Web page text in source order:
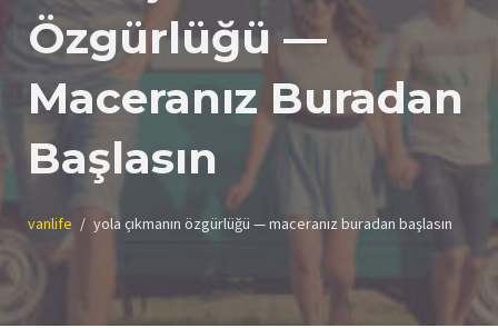
Özgürlüğü —
Maceranız Buradan
Başlasın
vanlife yola çıkmanın özgürlüğü — maceranız buradan başlasın